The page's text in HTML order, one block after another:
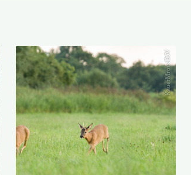
KauerMross/DJV